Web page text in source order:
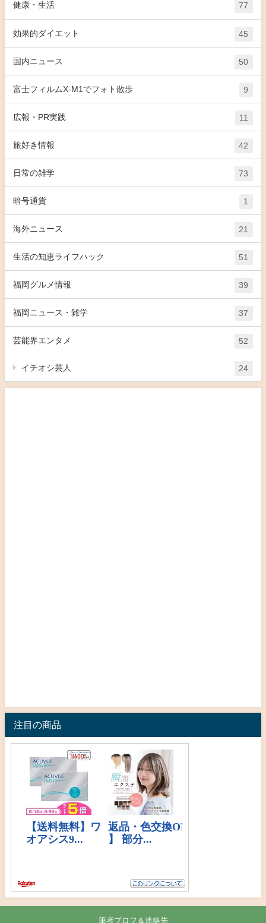
健康・生活 77
効果的ダイエット 45
国内ニュース 50
富士フィルムX-M1でフォト散歩 9
広報・PR実践 11
旅好き情報 42
日常の雑学 73
暗号通貨 1
海外ニュース 21
生活の知恵ライフハック 51
福岡グルメ情報 39
福岡ニュース・雑学 37
芸能界エンタメ 52
イチオシ芸人 24
注目の商品
筆者プロフ＆連絡先